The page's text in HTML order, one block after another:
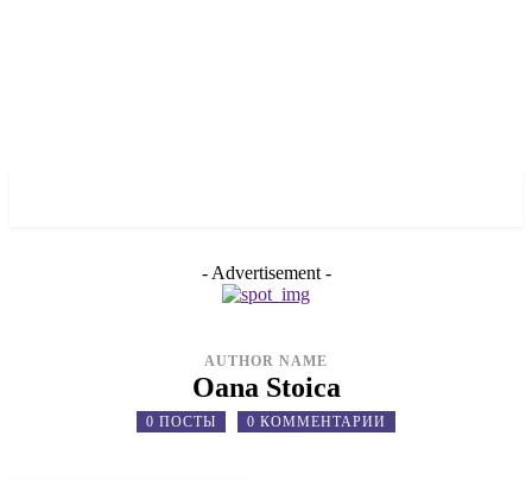
- Advertisement -
AUTHOR NAME
Oana Stoica
0 ПОСТЫ 0 КОММЕНТАРИИ